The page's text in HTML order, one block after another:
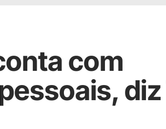
com